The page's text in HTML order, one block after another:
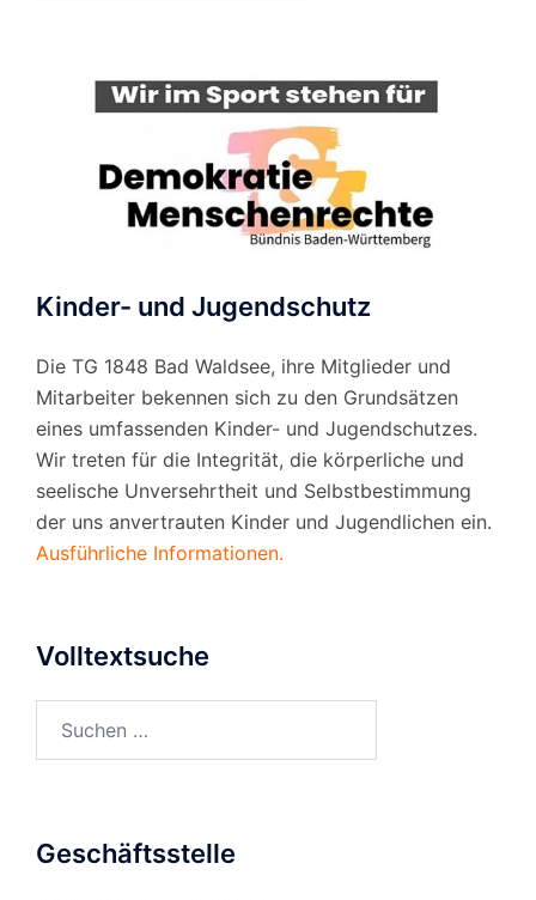
Kinder- und Jugendschutz
Die TG 1848 Bad Waldsee, ihre Mitglieder und
Mitarbeiter bekennen sich zu den Grundsätzen
eines umfassenden Kinder- und Jugendschutzes.
Wir treten für die Integrität, die körperliche und
seelische Unversehrtheit und Selbstbestimmung
der uns anvertrauten Kinder und Jugendlichen ein.
Ausführliche Informationen.
Volltextsuche
Geschäftsstelle